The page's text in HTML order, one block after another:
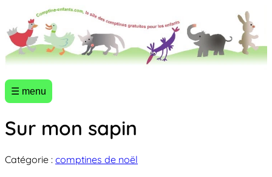
☰ menu
Sur mon sapin
Catégorie : comptines de noël